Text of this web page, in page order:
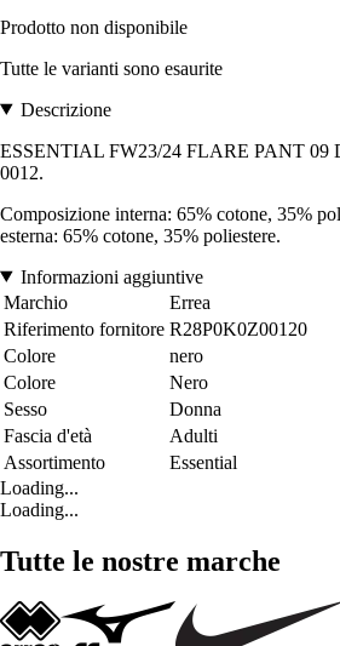
Prodotto non disponibile
Tutte le varianti sono esaurite
Descrizione
ESSENTIAL FW23/24 FLARE PANT 09
0012.
Composizione interna: 65% cotone, 35%
esterna: 65% cotone, 35% poliestere.
Informazioni aggiuntive
Marchio
Errea
Riferimento fornitore R28P0K0Z00120
Colore
nero
Colore
Nero
Sesso
Donna
Fascia d'età
Adulti
Assortimento
Essential
Loading...
Loading...
Tutte le nostre marche